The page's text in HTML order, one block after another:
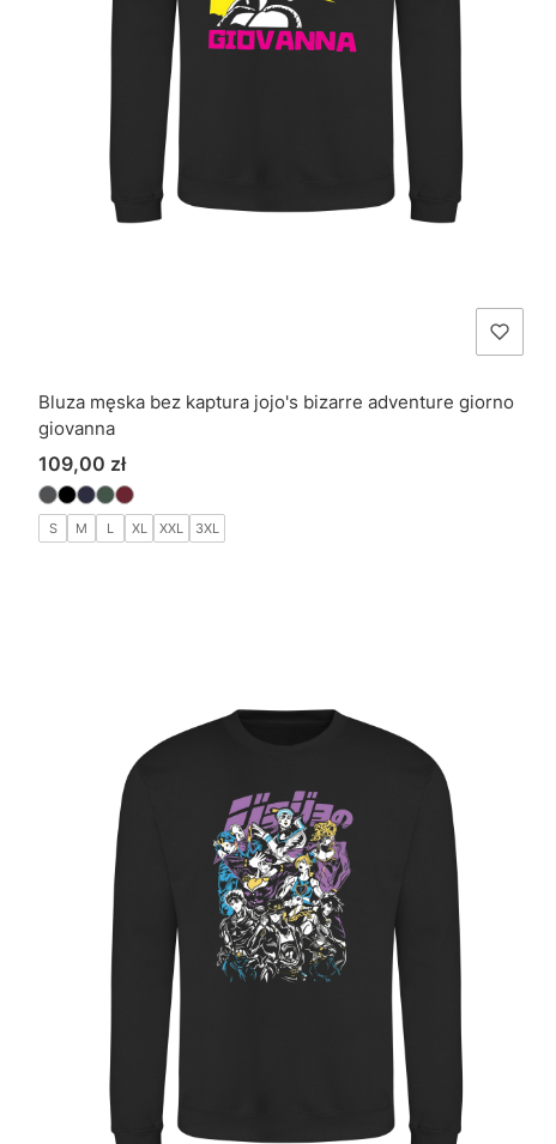
Bluza męska bez kaptura jojo's bizarre adventure giorno
giovanna
Cena
109,00 zł
S M L XL XXL 3XL